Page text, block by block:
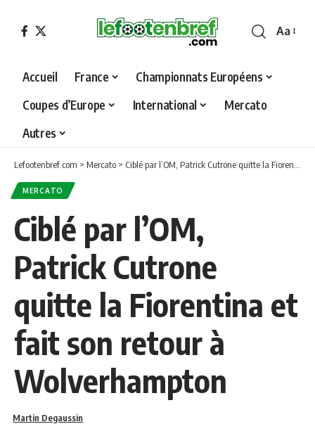
Font
Aa
Accueil France
Championnats Européens
Coupes d’Europe
International
Mercato
Autres
Lefootenbref.com > Mercato > Ciblé par l’OM, Patrick Cutrone quitte la Fiorentina et fait son retour à Wolverhampton
MERCATO
Ciblé par l’OM,
Patrick Cutrone
quitte la Fiorentina et
fait son retour à
Wolverhampton
Martin Degaussin